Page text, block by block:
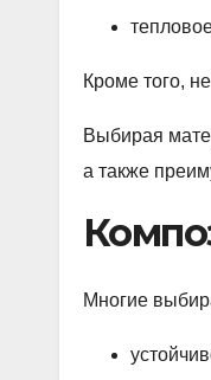
Кроме того,
Выбирая
а также
Многие